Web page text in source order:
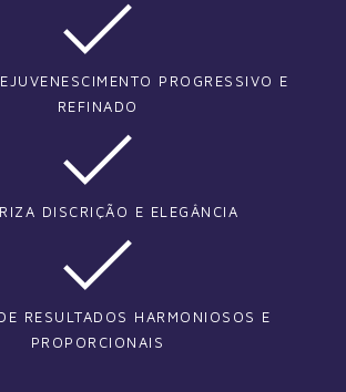
PROGRESSIVO E
REFINADO
DISCRIÇÃO E ELEGÂNCIA
RESULTADOS HARMONIOSOS E
PROPORCIONAIS